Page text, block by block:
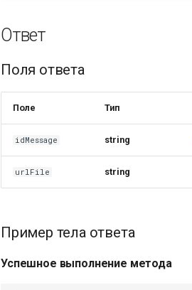
Ответ
Поля ответа
Поле Тип
idMessage string
urlFile string
Пример тела ответа
Успешное выполнение метода